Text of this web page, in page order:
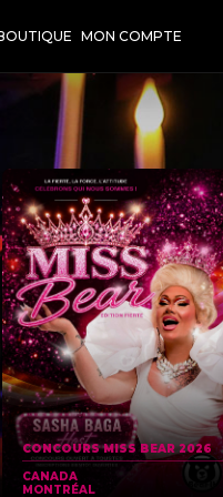
MON COMPTE
CONCOURS MISS BEAR 2026
CANADA
MONTRÉAL